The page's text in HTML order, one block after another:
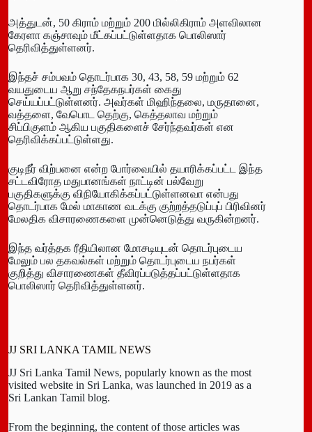
அத்துடன், 50 கிராம் மற்றும் 200 மில்லிகிராம் அளவிலான
கேரளா கஞ்சாவும் மீட்கப்பட்டுள்ளதாக பொலிஸார்
தெரிவித்துள்ளனர்.
இந்தச் சம்பவம் தொடர்பாக 30, 43, 58, 59 மற்றும் 62
வயதுடைய ஆறு சந்தேகநபர்கள் கைது
செய்யப்பட்டுள்ளனர். அவர்கள் மிஹிந்தலை, மருதானை,
வத்தளை, வேபொட தெற்கு, கெத்தலாவ மற்றும்
சிப்பிகுளம் ஆகிய பகுதிகளைச் சேர்ந்தவர்கள் என
தெரிவிக்கப்பட்டுள்ளது.
குடிநீர் விற்பனை என்ற போர்வையில் தயாரிக்கப்பட்ட இந்த
சட்டவிரோத மதுபானங்கள் நாட்டின் பல்வேறு
பகுதிகளுக்கு விநியோகிக்கப்பட்டுள்ளனவா என்பது
தொடர்பாக மேல் மாகாண வடக்கு குற்றத்தடுப்புப் பிரிவினர்
மேலதிக விசாரணைகளை முன்னெடுத்து வருகின்றனர்.
இந்த வர்த்தக ரீதியிலான மோசடியுடன் தொடர்புடைய
மேலும் பல தகவல்கள் மற்றும் தொடர்புடைய நபர்கள்
குறித்து விசாரணைகள் தீவிரப்படுத்தப்பட்டுள்ளதாக
பொலிஸார் தெரிவித்துள்ளனர்.
JJ SRI LANKA TAMIL NEWS
JJ Sri Lanka Tamil News, popularly known as the most
visited website in Sri Lanka, was launched in 2019 as a
Sri Lankan Tamil blog.
From the beginning, the content of those articles was